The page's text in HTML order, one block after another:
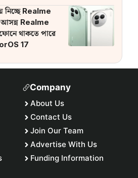
নিচ্ছে Realme
Realme
থাকতে পারে
17
Company
About Us
Contact Us
Join Our Team
Advertise With Us
Funding Information